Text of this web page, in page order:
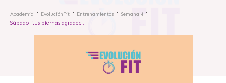
Academia EvoluciónFit Entrenamientos Semana 4
Sábado: tus piernas agradecerán esta rutina express de 5 minutos